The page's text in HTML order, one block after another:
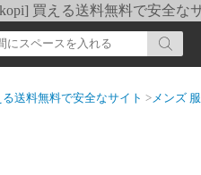
買える送料無料で安全な
送料無料で安全なサイト >メンズ 服